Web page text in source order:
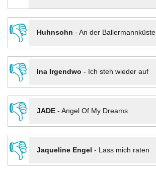
👎
Huhnsohn - An der Ballermannküste
👎
Ina Irgendwo - Ich steh wieder auf
👎
JADE- Angel Of My Dreams
👎
Jaqueline Engel - Lass mich raten